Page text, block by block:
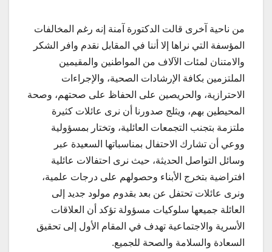
من ناحية آخرى قالت الدكتورة آمنة إنه رغم المخالفات
المؤسفة التي نراها إلا أننا في المقابل نقدم وافر الشكر
والامتنان لمئات الآلاف من المواطنين والمقيمين
الملتزمين بكافة الإرشادات الصحية، والإجراءات
الاحترازية، والحريصين على الحفاظ على صحتهم، وصحة
المحيطين بهم، ويثلج صدورنا أن نرى عائلات كثيرة
ملتزمة بتجنب التجمعات العائلية، وتختار بمسؤولية
ووعي أن تشارك الاحتفال بمناسباتها السعيدة عبر
وسائل التواصل الحديثة، حيث نرى احتفالات عائلية
افتراضية بتخرج الأبناء وحصولهم على درجات علمية،
ونرى عائلات تحتفل عن بعد بقدوم مولود جديد إلى
العائلة جميعها سلوكيات مسؤولة تؤكد أن العلاقات
الأسرية والاجتماعية تهدف في المقام الأول إلى تحقيق
السعادة والسلامة والصحة للجميع.